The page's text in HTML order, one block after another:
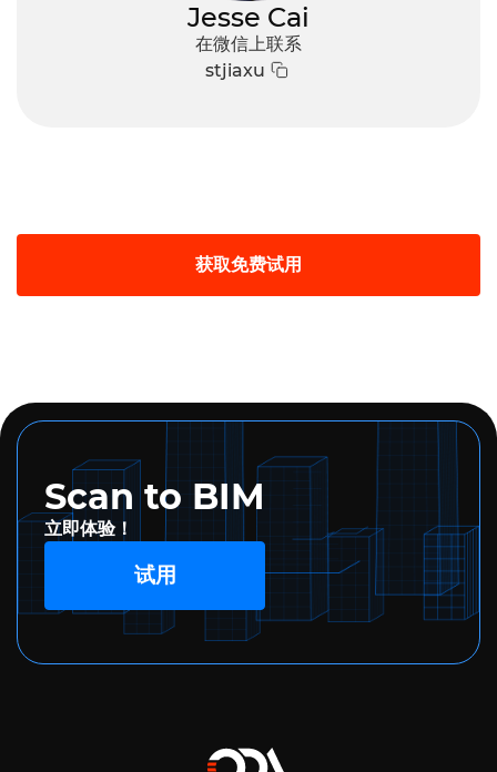
Jesse Cai
在微信上联系:
stjiaxu
获取免费试用
Scan to BIM
立即体验！
试用